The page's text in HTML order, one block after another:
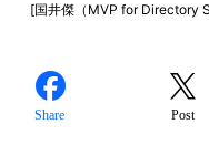
[国井傑（MVP for Directory
Share Post